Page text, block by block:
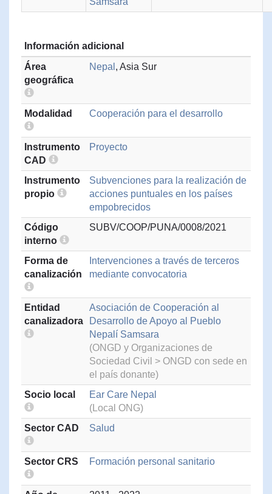
Información adicional
Área
geográfica
Nepal , Asia Sur
Modalidad Cooperación para el desarrollo
Instrumento
CAD
Proyecto
Instrumento
propio
Subvenciones para la realización de
acciones puntuales en los países
empobrecidos
Código
interno
SUBV/COOP/PUNA/0008/2021
Forma de
canalización
Intervenciones a través de terceros
mediante convocatoria
Entidad
canalizadora
Asociación de Cooperación al
Desarrollo de Apoyo al Pueblo
Nepalí Samsara
(ONGD y Organizaciones de
Sociedad Civil > ONGD con sede en
el país donante)
Socio local
Ear Care Nepal
(Local ONG)
Sector CAD
Salud
Sector CRS Formación personal sanitario